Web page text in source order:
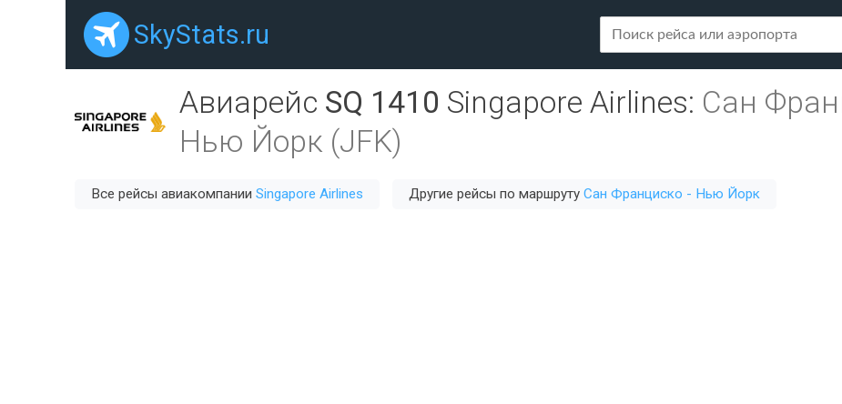
SkyStats.ru
Авиарейс SQ 1410 Singapore Airlines: Сан
Нью Йорк (JFK)
Все рейсы авиакомпании Singapore Airlines Другие рейсы по маршруту Сан Франциско - Нью Йорк